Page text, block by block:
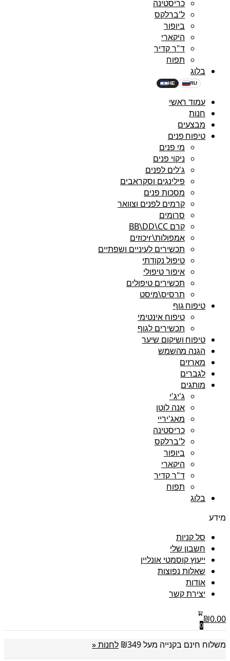
כריסטינה
ל'ברלקס
ביופור
היקארי
ד"ר קדיר
תפוח
בלוג
HE RU
עמוד ראשי
חנות
מבצעים
טיפוח פנים
מי פנים
ניקוי פנים
ג'לים לפנים
פילינגים וסקראבים
מסכות פנים
קרמים לפנים וצוואר
סרומים
קרם BB\DD\CC
אמפולות\rיכוזים
תכשירים לעיניים ושפתיים
טיפול נקודתי
איפור טיפולי
תכשירים טיפולים
תרסיס\מיסט
טיפוח גוף
טיפוח אינטימי
תכשירים לגוף
טיפוח ושיקום שיער
הגנה מהשמש
מארזים
לגברים
מותגים
ג'יג'י
אנה לוטן
מאג'יריי
כריסטינה
ל'ברלקס
ביופור
היקארי
ד"ר קדיר
תפוח
בלוג
מידע
סל קניות
חשבון שלי
ייעוץ קוסמטי אונליין
שאלות נפוצות
אודות
יצירת קשר
₪0.00
0
משלוח חינם בקנייה מעל ₪349
לחנות «